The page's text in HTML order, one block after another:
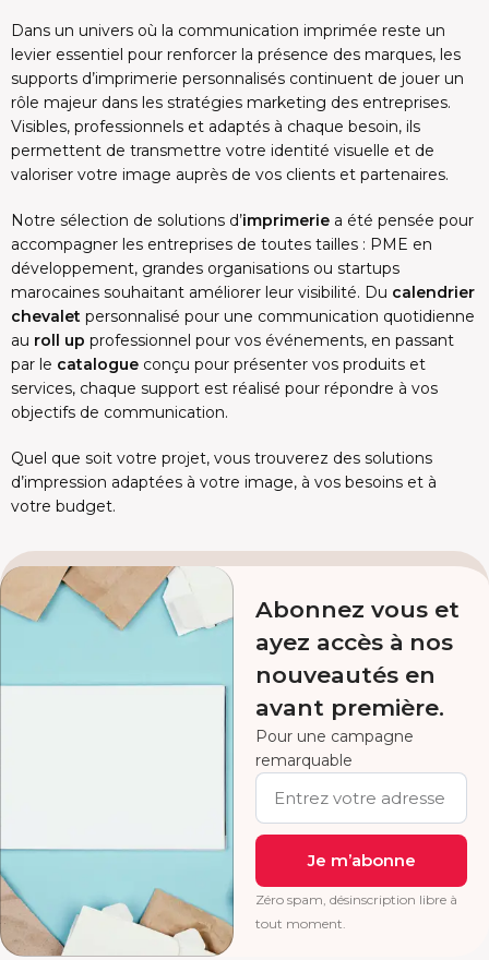
Dans un univers où la communication imprimée reste un
levier essentiel pour renforcer la présence des marques, les
supports d’imprimerie personnalisés continuent de jouer un
rôle majeur dans les stratégies marketing des entreprises.
Visibles, professionnels et adaptés à chaque besoin, ils
permettent de transmettre votre identité visuelle et de
valoriser votre image auprès de vos clients et partenaires.
Notre sélection de solutions d’imprimerie a été pensée pour
accompagner les entreprises de toutes tailles : PME en
développement, grandes organisations ou startups
marocaines souhaitant améliorer leur visibilité. Du calendrier
chevalet personnalisé pour une communication quotidienne
au roll up professionnel pour vos événements, en passant
par le catalogue conçu pour présenter vos produits et
services, chaque support est réalisé pour répondre à vos
objectifs de communication.
Quel que soit votre projet, vous trouverez des solutions
d’impression adaptées à votre image, à vos besoins et à
votre budget.
Abonnez vous et
ayez accès à nos
nouveautés en
avant première.
Pour une campagne
remarquable
Je m’abonne
Zéro spam, désinscription libre à
tout moment.